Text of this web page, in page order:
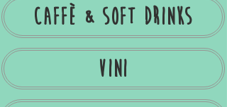
caffè & soft drinks
vini